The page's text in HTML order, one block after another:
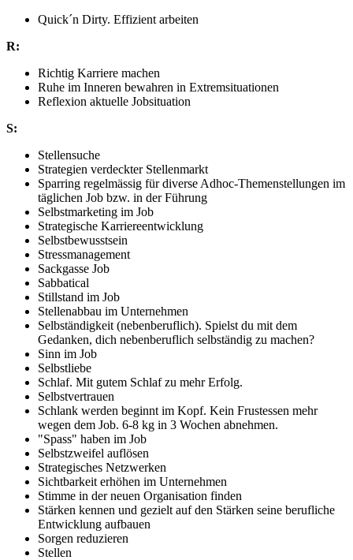
Quick´n Dirty. Effizient arbeiten
R:
Richtig Karriere machen
Ruhe im Inneren bewahren in Extremsituationen
Reflexion aktuelle Jobsituation
S:
Stellensuche
Strategien verdeckter Stellenmarkt
Sparring regelmässig für diverse Adhoc-Themenstellungen im
täglichen Job bzw. in der Führung
Selbstmarketing im Job
Strategische Karriereentwicklung
Selbstbewusstsein
Stressmanagement
Sackgasse Job
Sabbatical
Stillstand im Job
Stellenabbau im Unternehmen
Selbständigkeit (nebenberuflich). Spielst du mit dem
Gedanken, dich nebenberuflich selbständig zu machen?
Sinn im Job
Selbstliebe
Schlaf. Mit gutem Schlaf zu mehr Erfolg.
Selbstvertrauen
Schlank werden beginnt im Kopf. Kein Frustessen mehr
wegen dem Job. 6-8 kg in 3 Wochen abnehmen.
"Spass" haben im Job
Selbstzweifel auflösen
Strategisches Netzwerken
Sichtbarkeit erhöhen im Unternehmen
Stimme in der neuen Organisation finden
Stärken kennen und gezielt auf den Stärken seine berufliche
Entwicklung aufbauen
Sorgen reduzieren
Stellen